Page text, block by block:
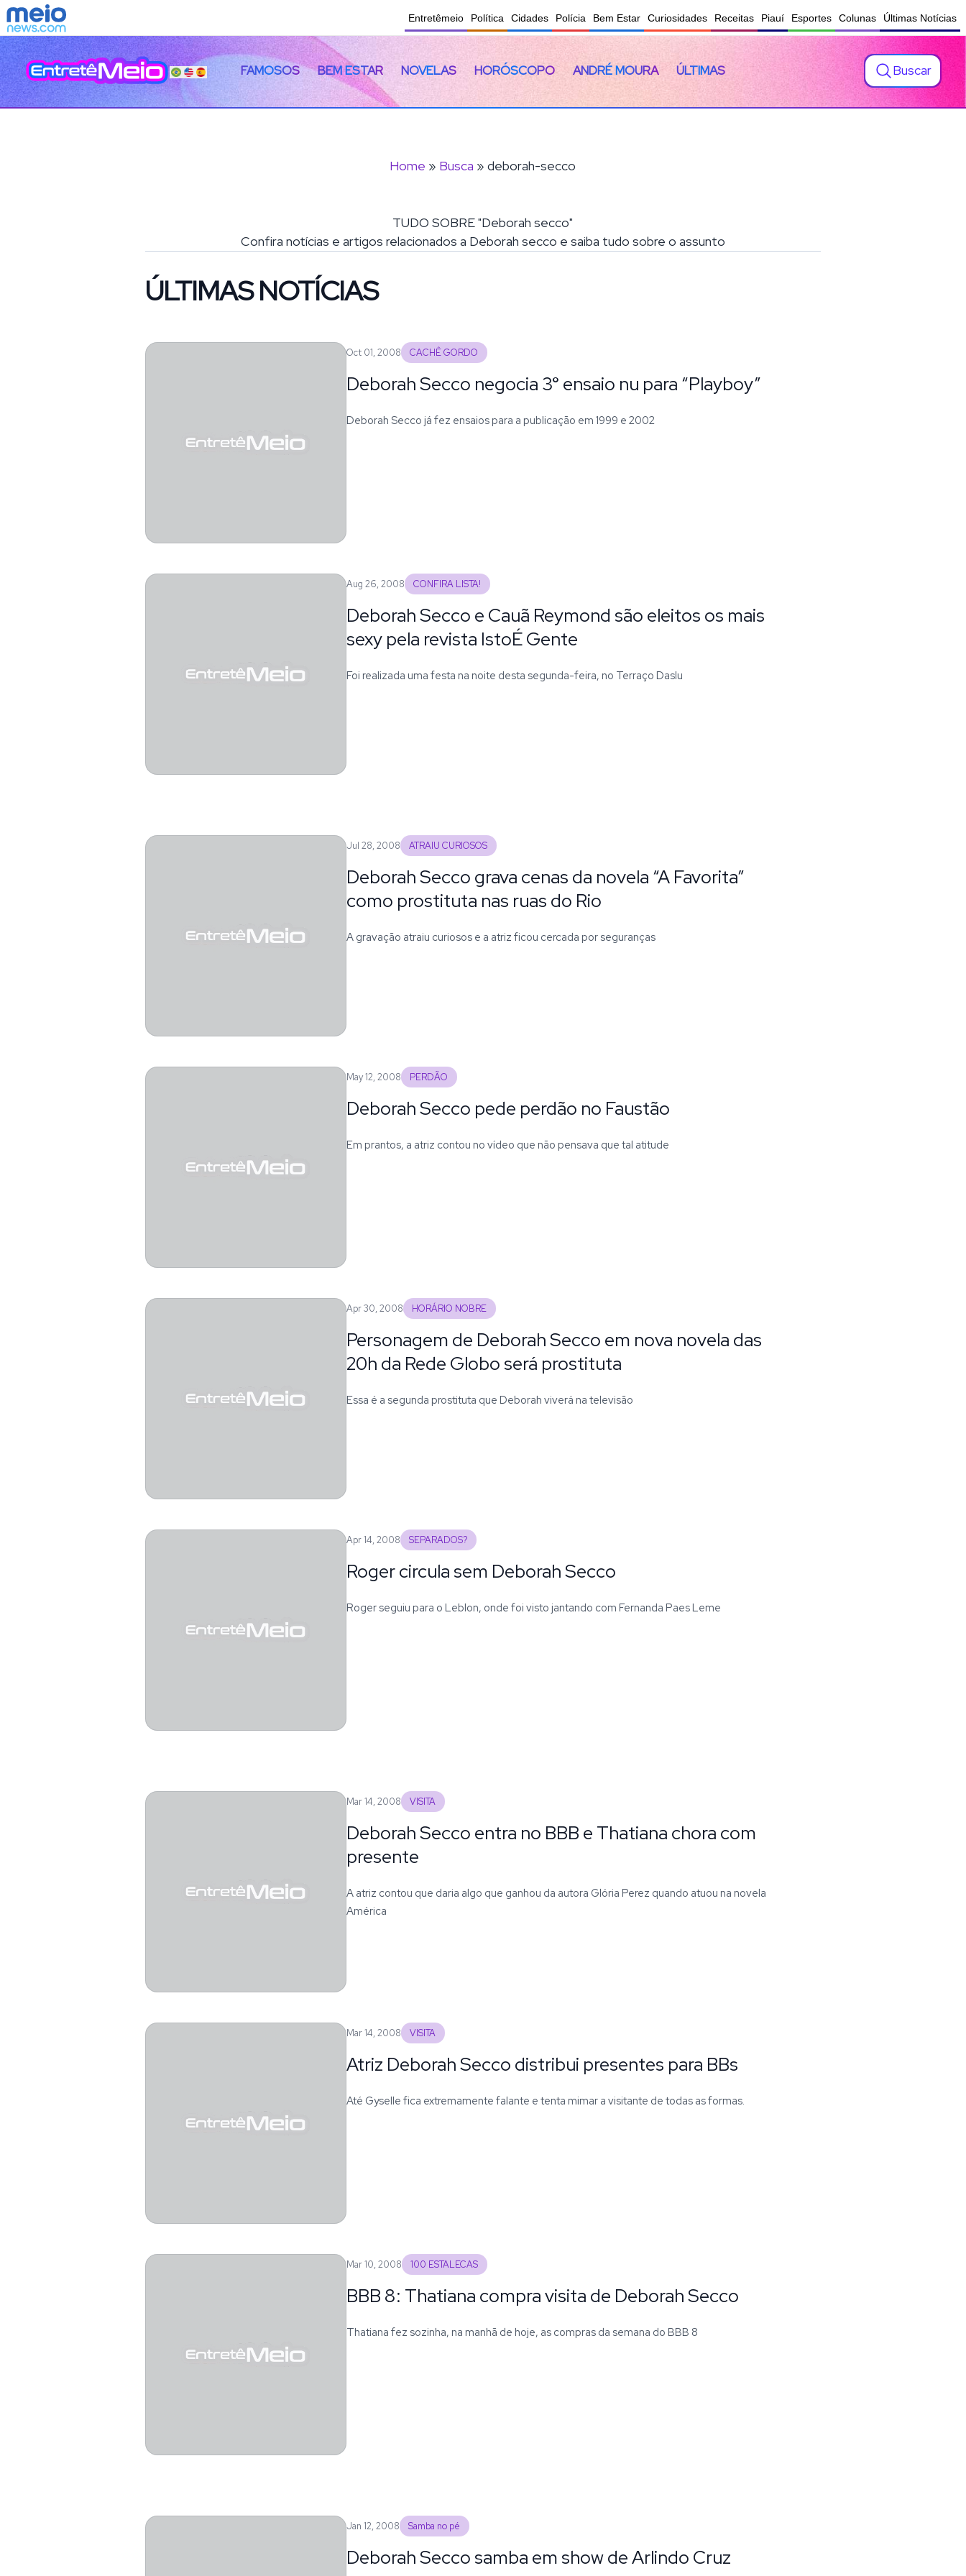
Entretêmeio Política Cidades Polícia Bem Estar Curiosidades Receitas Piauí Esportes Colunas Últimas Notícias
FAMOSOS BEM ESTAR NOVELAS HORÓSCOPO ANDRÉ MOURA ÚLTIMAS Buscar
Home » Busca » deborah-secco
TUDO SOBRE "Deborah secco"
Confira notícias e artigos relacionados a Deborah secco e saiba tudo sobre o assunto
ÚLTIMAS NOTÍCIAS
Oct 01, 2008 CACHÊ GORDO
Deborah Secco negocia 3° ensaio nu para “Playboy”
Deborah Secco já fez ensaios para a publicação em 1999 e 2002
Aug 26, 2008 CONFIRA LISTA!
Deborah Secco e Cauã Reymond são eleitos os mais
sexy pela revista IstoÉ Gente
Foi realizada uma festa na noite desta segunda-feira, no Terraço Daslu
Jul 28, 2008 ATRAIU CURIOSOS
Deborah Secco grava cenas da novela “A Favorita”
como prostituta nas ruas do Rio
A gravação atraiu curiosos e a atriz ficou cercada por seguranças
May 12, 2008 PERDÃO
Deborah Secco pede perdão no Faustão
Em prantos, a atriz contou no vídeo que não pensava que tal atitude
Apr 30, 2008 HORÁRIO NOBRE
Personagem de Deborah Secco em nova novela das
20h da Rede Globo será prostituta
Essa é a segunda prostituta que Deborah viverá na televisão
Apr 14, 2008 SEPARADOS?
Roger circula sem Deborah Secco
Roger seguiu para o Leblon, onde foi visto jantando com Fernanda Paes Leme
Mar 14, 2008 VISITA
Deborah Secco entra no BBB e Thatiana chora com
presente
A atriz contou que daria algo que ganhou da autora Glória Perez quando atuou na novela
América
Mar 14, 2008 VISITA
Atriz Deborah Secco distribui presentes para BBs
Até Gyselle fica extremamente falante e tenta mimar a visitante de todas as formas.
Mar 10, 2008 100 ESTALECAS
BBB 8: Thatiana compra visita de Deborah Secco
Thatiana fez sozinha, na manhã de hoje, as compras da semana do BBB 8
Jan 12, 2008 Samba no pé
Deborah Secco samba em show de Arlindo Cruz